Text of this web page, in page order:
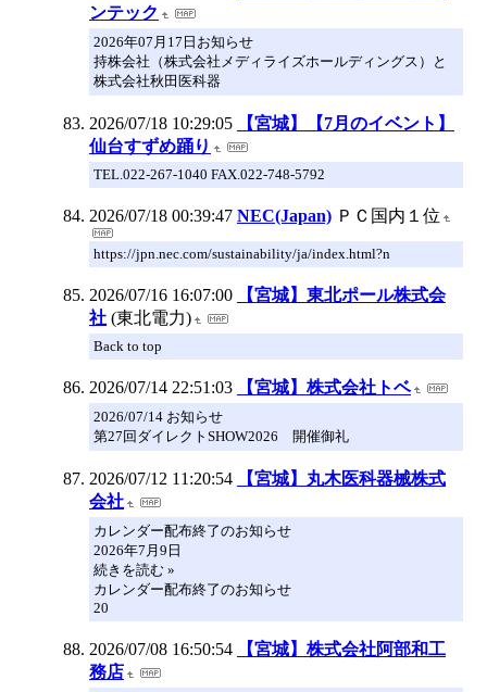
ンテック
2026年07月17日お知らせ
持株会社（株式会社メディライズホールディングス）と
株式会社秋田医科器
2026/07/18 10:29:05
【宮城】【7月のイベント】
仙台すずめ踊り
TEL.022-267-1040 FAX.022-748-5792
2026/07/18 00:39:47 NEC(Japan) ＰＣ国内１位
https://jpn.nec.com/sustainability/ja/index.html?n
2026/07/16 16:07:00
【宮城】東北ポール株式会
社 (東北電力)
Back to top
2026/07/14 22:51:03 【宮城】株式会社トベ
2026/07/14 お知らせ
第27回ダイレクトSHOW2026 開催御礼
2026/07/12 11:20:54
【宮城】丸木医科器械株式
会社
カレンダー配布終了のお知らせ
2026年7月9日
続きを読む »
カレンダー配布終了のお知らせ
20
2026/07/08 16:50:54
【宮城】株式会社阿部和工
務店